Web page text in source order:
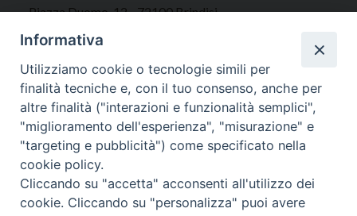
Piazza Duomo, 12 - 72100 Brindisi
Tel 0831.521958
Fax 0831.528315
Orari Curia
Mar. / Mer. / Giov. ore 9 - 13
nei mesi estivi solo Martedì ore 9 - 13
Informativa
Utilizziamo cookie o tecnologie simili per
finalità tecniche e, con il tuo consenso, anche per
altre finalità ("interazioni e funzionalità semplici",
"miglioramento dell'esperienza", "misurazione" e
"targeting e pubblicità") come specificato nella
cookie policy.
Cliccando su "accetta" acconsenti all'utilizzo dei
cookie. Cliccando su "personalizza" puoi avere